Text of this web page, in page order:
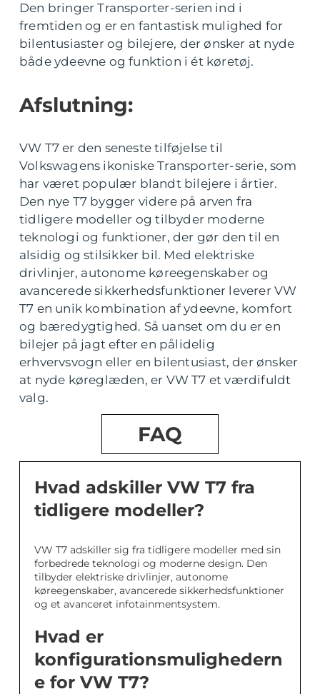
Den bringer Transporter-serien ind i
fremtiden og er en fantastisk mulighed for
bilentusiaster og bilejere, der ønsker at nyde
både ydeevne og funktion i ét køretøj.
Afslutning:
VW T7 er den seneste tilføjelse til
Volkswagens ikoniske Transporter-serie, som
har været populær blandt bilejere i årtier.
Den nye T7 bygger videre på arven fra
tidligere modeller og tilbyder moderne
teknologi og funktioner, der gør den til en
alsidig og stilsikker bil. Med elektriske
drivlinjer, autonome køreegenskaber og
avancerede sikkerhedsfunktioner leverer VW
T7 en unik kombination af ydeevne, komfort
og bæredygtighed. Så uanset om du er en
bilejer på jagt efter en pålidelig
erhvervsvogn eller en bilentusiast, der ønsker
at nyde køreglæden, er VW T7 et værdifuldt
valg.
FAQ
Hvad adskiller VW T7 fra
tidligere modeller?
VW T7 adskiller sig fra tidligere modeller med sin
forbedrede teknologi og moderne design. Den
tilbyder elektriske drivlinjer, autonome
køreegenskaber, avancerede sikkerhedsfunktioner
og et avanceret infotainmentsystem.
Hvad er
konfigurationsmulighedern
e for VW T7?